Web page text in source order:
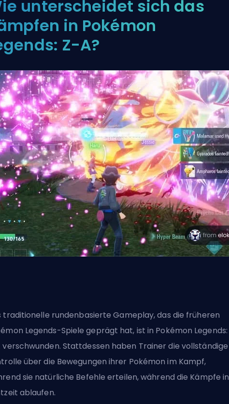
unterscheidet sich das
in Pokémon
Z-A?
traditionelle rundenbasierte Gameplay, das die früheren
Legends-Spiele geprägt hat, ist in Pokémon Legends:
verschwunden. Stattdessen haben Trainer die vollständige
über die Bewegungen ihrer Pokémon im Kampf,
sie natürliche Befehle erteilen, während die Kämpfe in
ablaufen.